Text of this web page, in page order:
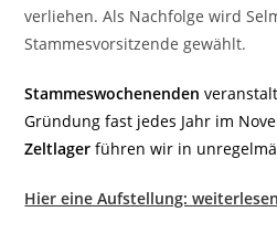
verliehen. Als Nachfolge wird
Stammesvorsitzende gewählt.
Stammeswochenenden
Gründung fast jedes Jahr im
Zeltlagerführen wir in
Hier eine Aufstellung: weiterlesen